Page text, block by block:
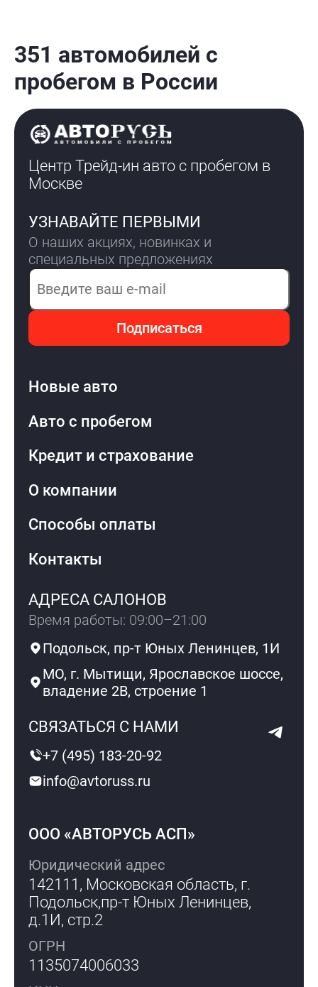
351 автомобилей с
пробегом в России
Центр Трейд-ин авто с пробегом в
Москве
УЗНАВАЙТЕ ПЕРВЫМИ
О наших акциях, новинках и
специальных предложениях
Электронная почта
Подписаться
Новые авто
Авто с пробегом
Кредит и страхование
О компании
Способы оплаты
Контакты
АДРЕСА САЛОНОВ
Время работы: 09:00–21:00
Подольск, пр-т Юных Ленинцев, 1И
МО, г. Мытищи, Ярославское шоссе,
владение 2В, строение 1
СВЯЗАТЬСЯ С НАМИ
+7 (495) 183-20-92
info@avtoruss.ru
ООО «АВТОРУСЬ АСП»
Юридический адрес
142111, Московская область, г.
Подольск,пр-т Юных Ленинцев,
д.1И, стр.2
ОГРН
1135074006033